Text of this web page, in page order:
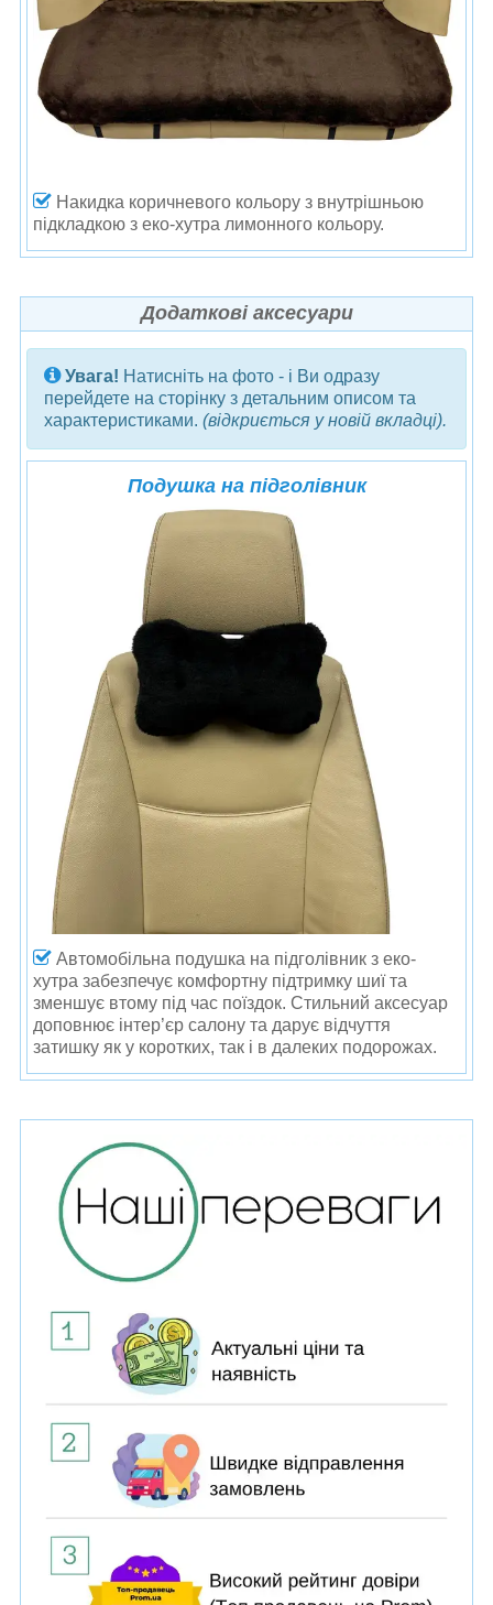
Накидка коричневого кольору з внутрішньою
підкладкою з еко-хутра лимонного кольору.
Додаткові аксесуари
Увага! Натисніть на фото - і Ви одразу
перейдете на сторінку з детальним описом та
характеристиками. (відкриється у новій вкладці).
Подушка на підголівник
Автомобільна подушка на підголівник з еко-
хутра забезпечує комфортну підтримку шиї та
зменшує втому під час поїздок. Стильний аксесуар
доповнює інтер’єр салону та дарує відчуття
затишку як у коротких, так і в далеких подорожах.